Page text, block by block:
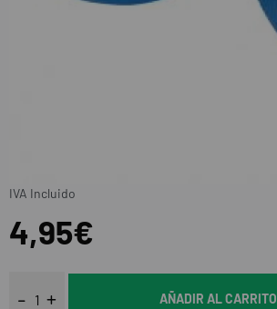
4,95€
IVA Incluido
AÑADIR AL CARRITO